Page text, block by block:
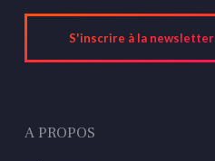
S'inscrire à la newsletter
A PROPOS